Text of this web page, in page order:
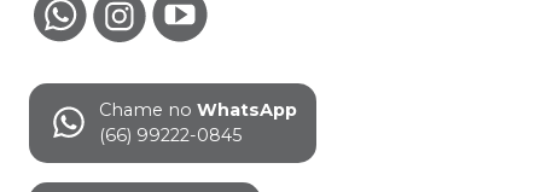
Chame no WhatsApp
(66) 99222-0845